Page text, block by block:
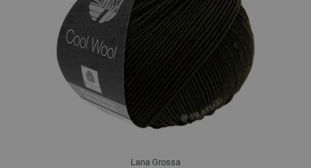
Lana Grossa